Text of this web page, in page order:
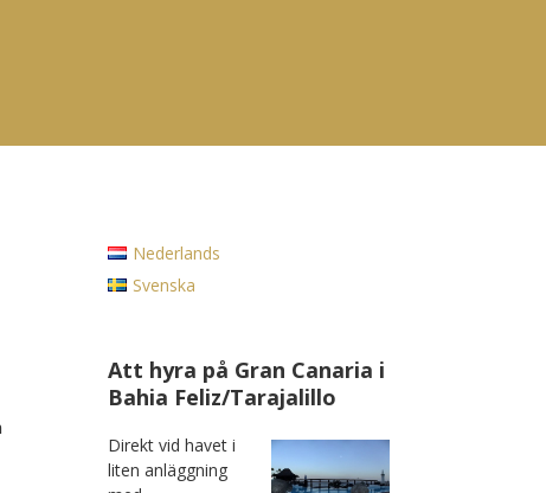
Nederlands
Svenska
Att hyra på Gran Canaria i
Bahia Feliz/Tarajalillo
Direkt vid havet i
liten anläggning